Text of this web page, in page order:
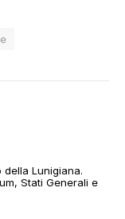
Lunigiana.
Stati Generali e